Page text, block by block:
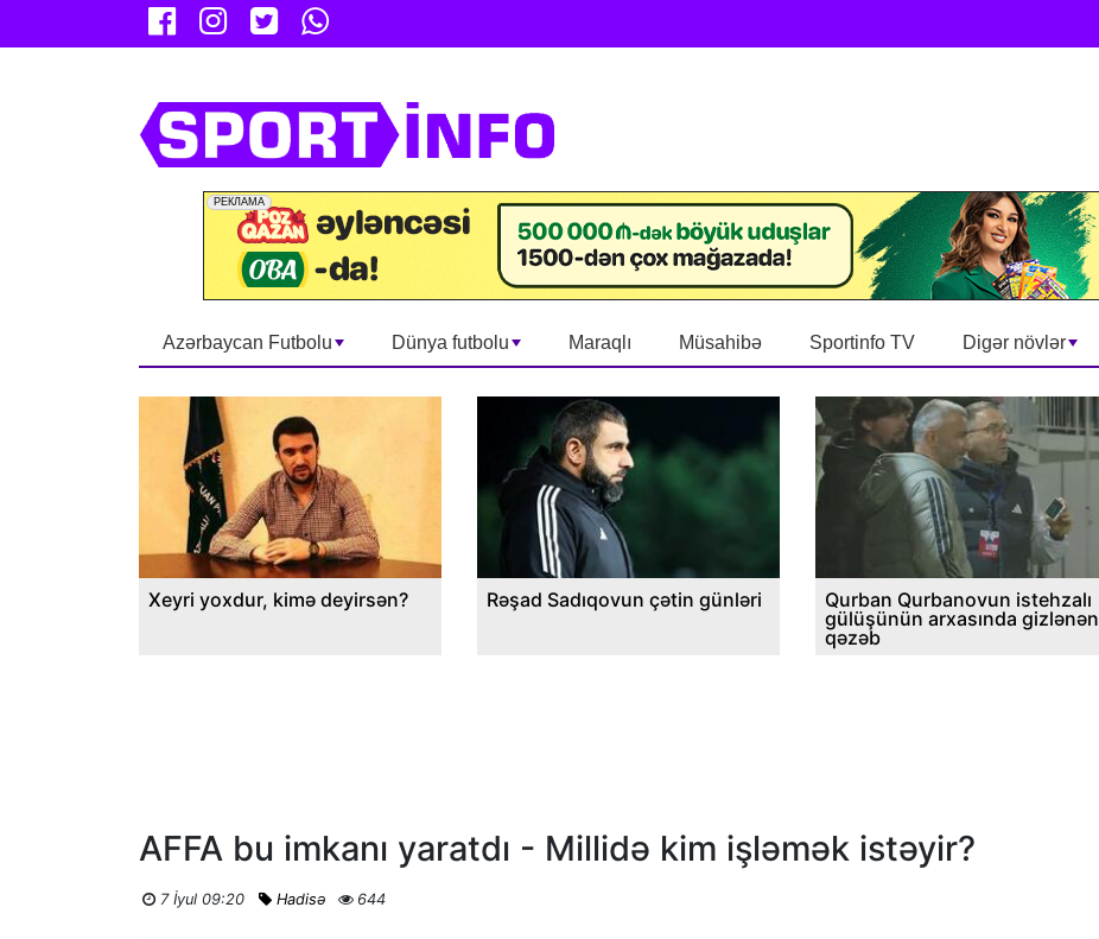
Azərbaycan Futbolu Dünya futbolu Maraqlı Müsahibə Sportinfo TV Digər növlər
Xeyri yoxdur, kimə deyirsən? Rəşad Sadıqovun çətin günləri
Qurban Qurbanovun istehzalı
gülüşünün arxasında gizlənən
qəzəb
AFFA bu imkanı yaratdı - Millidə kim işləmək istəyir?
7 İyul 09:20 Hadisə 644